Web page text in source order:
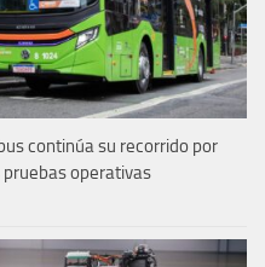
continúa su recorrido por
pruebas operativas